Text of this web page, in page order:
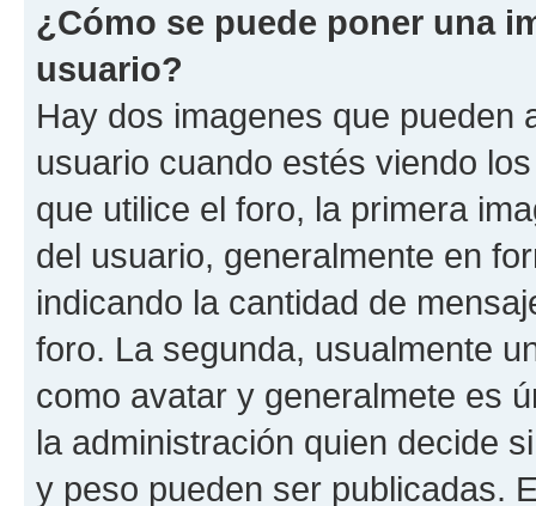
¿Cómo se puede poner una
usuario?
Hay dos imagenes que pueden
usuario cuando estés viendo
que utilice el foro, la primera
del usuario, generalmente en
indicando la cantidad de
foro. La segunda, usualmente
como avatar y generalmete es
la administración quien decide
y peso pueden ser publicadas.